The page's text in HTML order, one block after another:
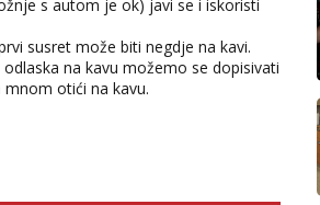
s autom je ok) javi se i iskoristi
susret može biti negdje na kavi.
na kavu možemo se dopisivati
otići na kavu.